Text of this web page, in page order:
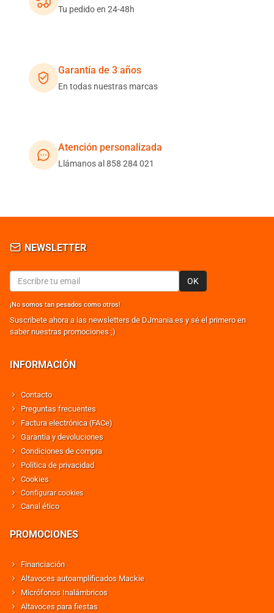
Tu pedido en 24-48h
Garantía de 3 años
En todas nuestras marcas
Atención personalizada
Llámanos al 858 284 021
NEWSLETTER
OK
¡No somos tan pesados como otros!
Suscribete ahora a las newsletters de DJmania.es y sé el primero en
saber nuestras promociones ;)
INFORMACIÓN
Contacto
Preguntas frecuentes
Factura electrónica (FACe)
Garantía y devoluciones
Condiciones de compra
Política de privacidad
Cookies
Configurar cookies
Canal ético
PROMOCIONES
Financiación
Altavoces autoamplificados Mackie
Micrófonos Inalámbricos
Altavoces para fiestas